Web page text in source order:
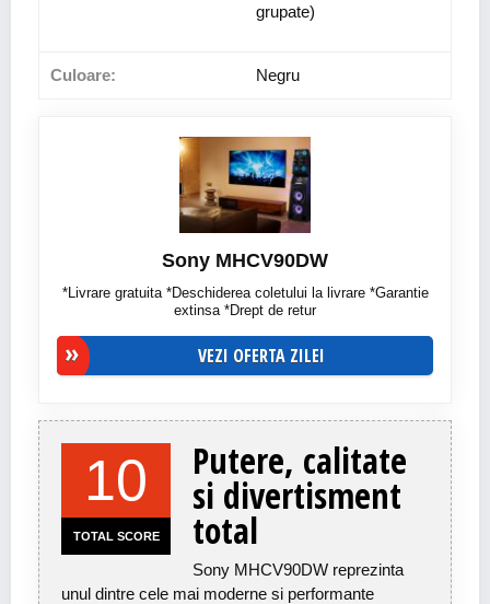
grupate)
Culoare: Negru
Sony MHCV90DW
*Livrare gratuita *Deschiderea coletului la livrare *Garantie
extinsa *Drept de retur
VEZI OFERTA ZILEI
10
TOTAL SCORE
Putere, calitate
si divertisment
total
Sony MHCV90DW reprezinta
unul dintre cele mai moderne si performante